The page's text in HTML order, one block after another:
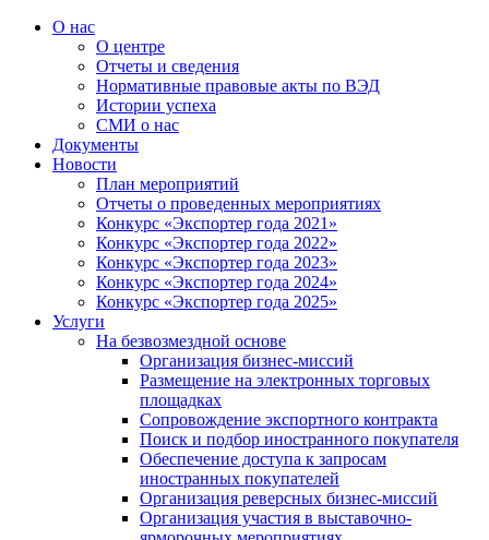
О нас
О центре
Отчеты и сведения
Нормативные правовые акты по ВЭД
Истории успеха
СМИ о нас
Документы
Новости
План мероприятий
Отчеты о проведенных мероприятиях
Конкурс «Экспортер года 2021»
Конкурс «Экспортер года 2022»
Конкурс «Экспортер года 2023»
Конкурс «Экспортер года 2024»
Конкурс «Экспортер года 2025»
Услуги
На безвозмездной основе
Организация бизнес-миссий
Размещение на электронных торговых
площадках
Сопровождение экспортного контракта
Поиск и подбор иностранного покупателя
Обеспечение доступа к запросам
иностранных покупателей
Организация реверсных бизнес-миссий
Организация участия в выставочно-